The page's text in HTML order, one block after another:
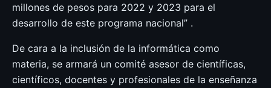
millones de pesos para 2022 y 2023 para el
desarrollo de este programa nacional” .
De cara a la inclusión de la informática como
materia, se armará un comité asesor de científicas,
científicos, docentes y profesionales de la enseñanza